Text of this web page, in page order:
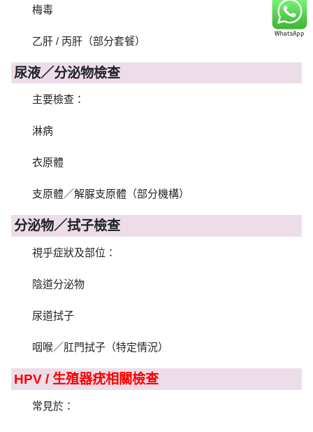
梅毒
乙肝 / 丙肝（部分套餐）
尿液／分泌物檢查
主要檢查：
淋病
衣原體
支原體／解脲支原體（部分機構）
分泌物／拭子檢查
視乎症狀及部位：
陰道分泌物
尿道拭子
咽喉／肛門拭子（特定情況）
HPV / 生殖器疣相關檢查
常見於：